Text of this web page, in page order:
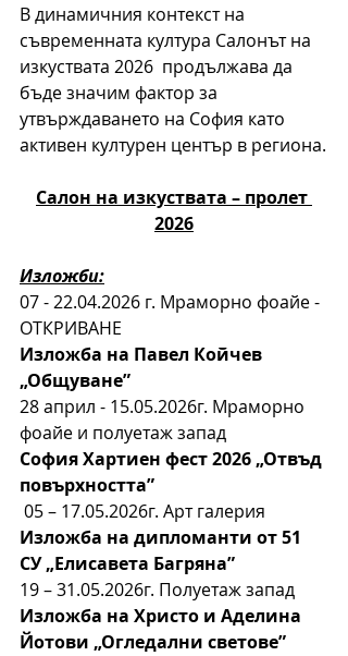
В динамичния контекст на
съвременната култура Салонът на
изкуствата 2026  продължава да
бъде значим фактор за
утвърждаването на София като
активен културен център в региона.
Салон на изкуствата – пролет
2026
Изложби:
07 - 22.04.2026 г. Мраморно фоайе -
ОТКРИВАНЕ
Изложба на Павел Койчев
„Общуване”
28 април - 15.05.2026г. Мраморно
фоайе и полуетаж запад
София Хартиен фест 2026 „Отвъд
повърхността”
05 – 17.05.2026г. Арт галерия
Изложба на дипломанти от 51
СУ „Елисавета Багряна”
19 – 31.05.2026г. Полуетаж запад
Изложба на Христо и Аделина
Йотови „Огледални светове”